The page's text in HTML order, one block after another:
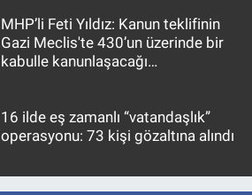
MHP’li Feti Yıldız: Kanun teklifinin
Gazi Meclis'te 430’un üzerinde bir
kabulle kanunlaşacağı
16 ilde eş zamanlı “vatandaşlık”
operasyonu: 73 kişi gözaltına alındı